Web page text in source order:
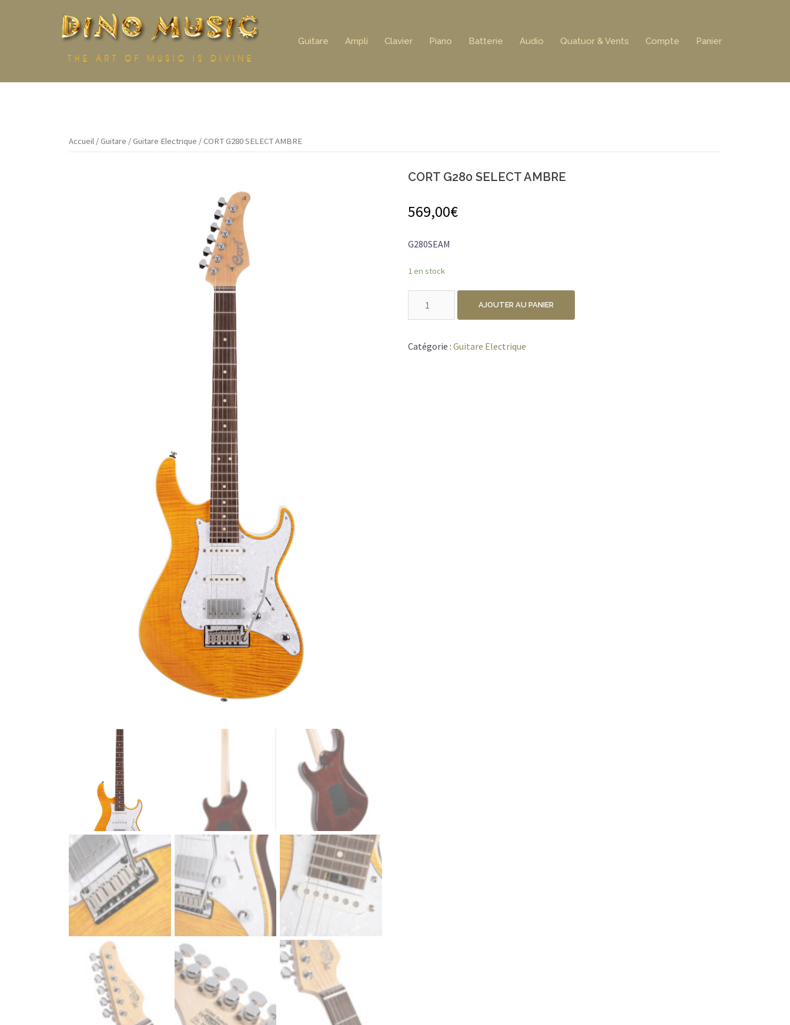
Guitare Ampli Clavier Piano Batterie Audio Quatuor & Vents Compte Panier
Accueil /Guitare /Guitare Electrique / CORT G280 SELECT AMBRE
CORT G280 SELECT AMBRE
569,00€
G280SEAM
1 en stock
G280
AJOUTER AU PANIER
Catégorie :Guitare Electrique